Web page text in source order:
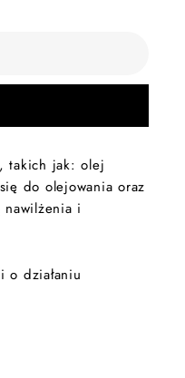
takich jak: olej
do olejowania oraz
nawilżenia i
o działaniu